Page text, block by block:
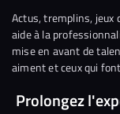
Facebook
Actus, tremplins, jeux
aide à la
mise en avant de
aiment et ceux qui
Prolongez